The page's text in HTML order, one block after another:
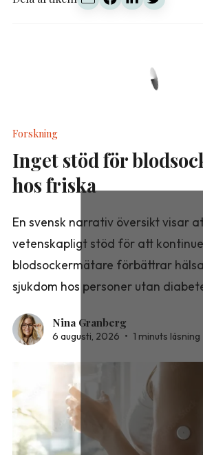
Forskning
Inget stöd för
hos friska
En svensk narrativ översikt visar
vetenskapligt stöd för att
blodsockermätare förbättrar
sjukdom hos personer utan
Nina Granberg
6 augusti, 2026 • 1 minuts läsning